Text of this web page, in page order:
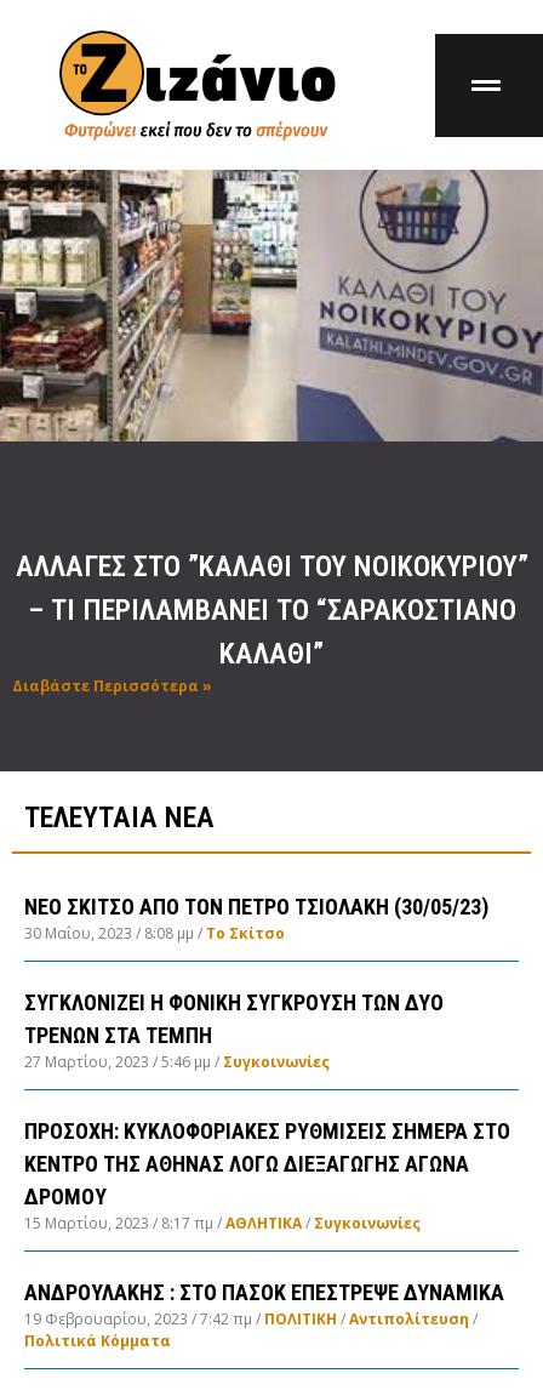
ΑΛΛΑΓΕΣ ΣΤΟ ”ΚΑΛΑΘΙ ΤΟΥ ΝΟΙΚΟΚΥΡΙΟΥ”
– ΤΙ ΠΕΡΙΛΑΜΒΑΝΕΙ ΤΟ “ΣΑΡΑΚΟΣΤΙΑΝΟ
ΚΑΛΑΘΙ”
Διαβάστε Περισσότερα »
ΤΕΛΕΥΤΑΙΑ ΝΕΑ
ΝΕΟ ΣΚΙΤΣΟ ΑΠΟ ΤΟΝ ΠΕΤΡΟ ΤΣΙΟΛΑΚΗ (30/05/23)
30 Μαΐου, 2023 8:08 μμ Το Σκίτσο
ΣΥΓΚΛΟΝΙΖΕΙ Η ΦΟΝΙΚΗ ΣΥΓΚΡΟΥΣΗ ΤΩΝ ΔΥΟ
ΤΡΕΝΩΝ ΣΤΑ ΤΕΜΠΗ
27 Μαρτίου, 2023 5:46 μμ Συγκοινωνίες
ΠΡΟΣΟΧΗ: ΚΥΚΛΟΦΟΡΙΑΚΕΣ ΡΥΘΜΙΣΕΙΣ ΣΗΜΕΡΑ ΣΤΟ
ΚΕΝΤΡΟ ΤΗΣ ΑΘΗΝΑΣ ΛΟΓΩ ΔΙΕΞΑΓΩΓΗΣ ΑΓΩΝΑ
ΔΡΟΜΟΥ
15 Μαρτίου, 2023 8:17 πμ ΑΘΛΗΤΙΚΑ/ Συγκοινωνίες
ΑΝΔΡΟΥΛΑΚΗΣ : ΣΤΟ ΠΑΣΟΚ ΕΠΕΣΤΡΕΨΕ ΔΥΝΑΜΙΚΑ
19 Φεβρουαρίου, 2023 7:42 πμ ΠΟΛΙΤΙΚΗ /Αντιπολίτευση /
Πολιτικά Κόμματα